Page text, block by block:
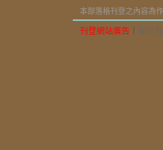
本部落格刊登之內容為
刊登網站廣告 關於